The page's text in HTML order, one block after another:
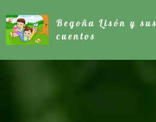
Begoña Lisón y sus
cuentos